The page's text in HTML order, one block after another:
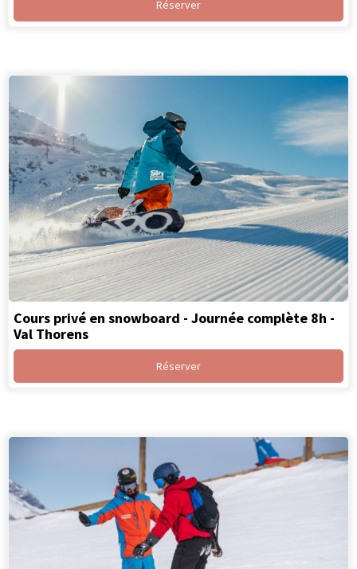
Réserver
Cours privé en snowboard - Journée complète 8h -
Val Thorens
Réserver